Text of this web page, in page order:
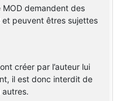
demandent des
et peuvent êtres sujettes
créer par l’auteur lui
il est donc interdit de
autres.